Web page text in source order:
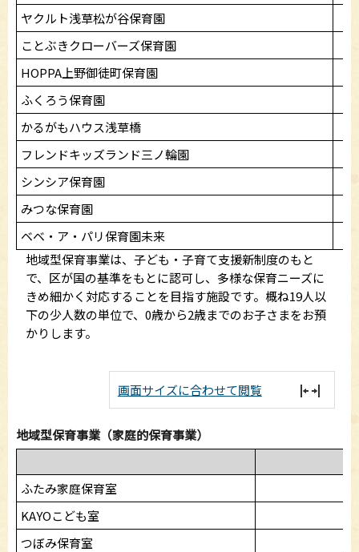
ヤクルト浅草松が谷保育園
ことぶきクローバーズ保育園
HOPPA上野御徒町保育園
ふくろう保育園
かるがもハウス浅草橋
フレンドキッズランド三ノ輪園
シンシア保育園
2
みつな保育園
ベベ・ア・パリ保育園未来
地域型保育事業は、子ども・子育て支援新制度のもと
で、区が国の基準をもとに認可し、多様な保育ニーズに
きめ細かく対応することを目指す施設です。概ね19人以
下の少人数の単位で、0歳から2歳までのお子さまをお預
かりします。
画面サイズに合わせて閲覧
地域型保育事業（家庭的保育事業）
ふたみ家庭保育室
KAYOこども室
つぼみ保育室